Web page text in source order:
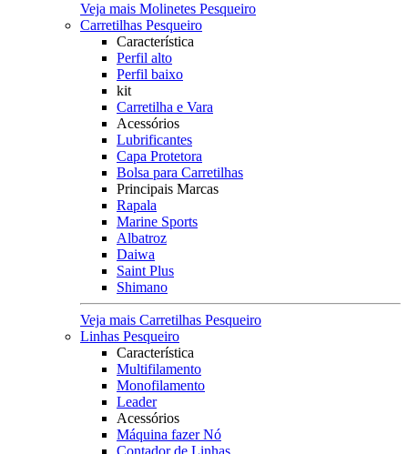
Veja mais Molinetes Pesqueiro
Carretilhas Pesqueiro
Característica
Perfil alto
Perfil baixo
kit
Carretilha e Vara
Acessórios
Lubrificantes
Capa Protetora
Bolsa para Carretilhas
Principais Marcas
Rapala
Marine Sports
Albatroz
Daiwa
Saint Plus
Shimano
Veja mais Carretilhas Pesqueiro
Linhas Pesqueiro
Característica
Multifilamento
Monofilamento
Leader
Acessórios
Máquina fazer Nó
Contador de Linhas